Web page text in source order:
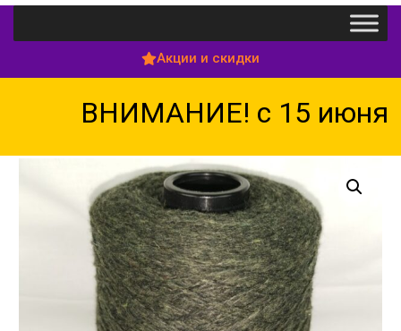
Акции и скидки
ВНИМАНИЕ! с 15 июня